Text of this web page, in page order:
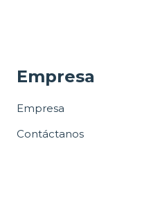
Empresa
Empresa
Contáctanos